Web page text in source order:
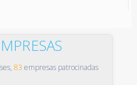
83 empresas patrocinadas